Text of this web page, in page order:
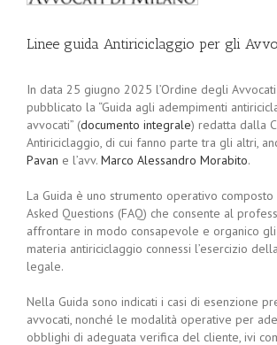
Linee guida Antiriciclaggio per gli
In data 25 giugno 2025 l’Ordine degli
pubblicato la “Guida agli adempimenti
avvocati” (documento integrale) redatta dalla
Antiriciclaggio, di cui fanno parte tra gli altri,
Pavan e l’avv. Marco Alessandro Morabito.
La Guida è uno strumento operativo
Asked Questions (FAQ) che consente al
affrontare in modo consapevole e organico
materia antiriciclaggio connessi l’esercizio
legale.
Nella Guida sono indicati i casi di esenzione
avvocati, nonché le modalità operative per
obblighi di adeguata verifica del cliente, ivi